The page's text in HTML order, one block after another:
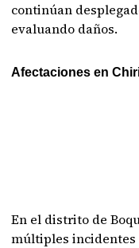
continúan
evaluando daños.
Afectaciones en
En el distrito de
múltiples incidentes